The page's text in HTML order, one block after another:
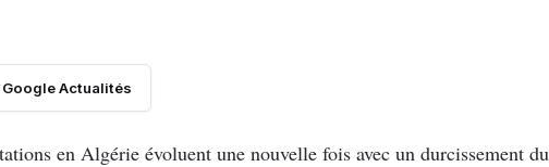
Actualités
en Algérie évoluent une nouvelle fois avec un durcissement du